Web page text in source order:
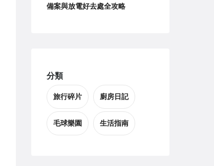
備案與放電好去處全攻略
分類
旅行碎片 廚房日記
毛球樂園 生活指南